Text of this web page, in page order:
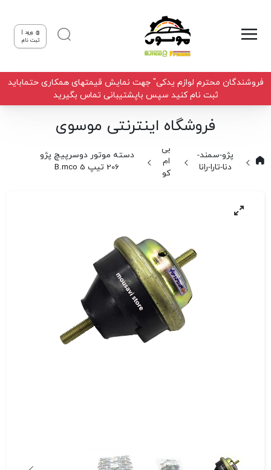
ورود |
ثبت نام
فروشندگان محترم لوازم یدکی" جهت نمایش قیمتهای همکاری حتماباید
ثبت نام کنید سپس باپشتیبانی تماس بگیرید
فروشگاه اینترنتی موسوی
پژو-سمند-
دنا-تارا-رانا
بی
ام
کو
دسته موتور دوسرپیچ پژو
206 تیپ 5 B.mco